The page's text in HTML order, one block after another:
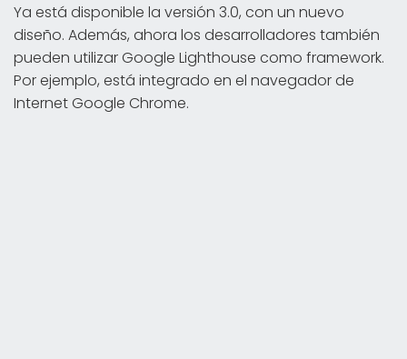
Ya está disponible la versión 3.0, con un nuevo
diseño. Además, ahora los desarrolladores también
pueden utilizar Google Lighthouse como framework.
Por ejemplo, está integrado en el navegador de
Internet Google Chrome.